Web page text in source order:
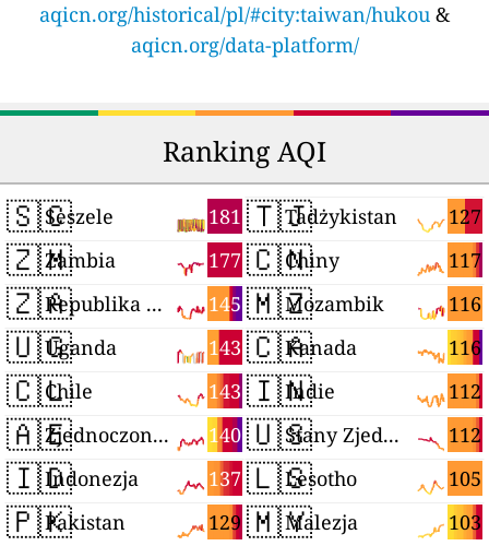
aqicn.org/historical/pl/#city:taiwan/hukou &
aqicn.org/data-platform/
Ranking AQI
🇸🇨 181
Seszele
🇿🇲 177
Zambia
🇿🇦 145
Republika Południowej Afryki
🇺🇬 143
Uganda
🇨🇱 143
Chile
🇦🇪 140
Zjednoczone Emiraty Arabskie
🇮🇩 137
Indonezja
🇵🇰 129
Pakistan
🇹🇯 127
Tadżykistan
🇨🇳 117
Chiny
🇲🇿 116
Mozambik
🇨🇦 116
Kanada
🇮🇳 112
Indie
🇺🇸 112
Stany Zjednoczone
🇱🇸 105
Lesotho
🇲🇾 103
Malezja